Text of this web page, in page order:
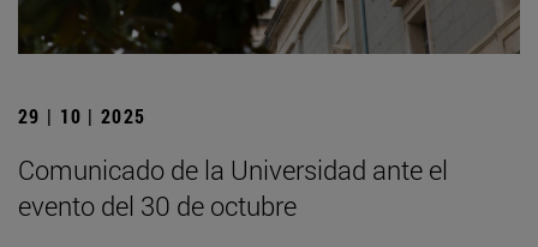
29 | 10 | 2025
Comunicado de la Universidad ante el
evento del 30 de octubre